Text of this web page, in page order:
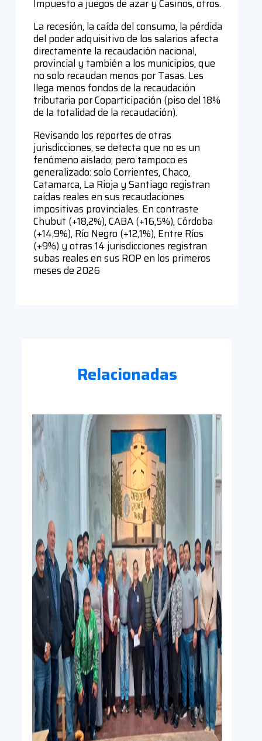
Impuesto a juegos de azar y Casinos, otros.
La recesión, la caída del consumo, la pérdida
del poder adquisitivo de los salarios afecta
directamente la recaudación nacional,
provincial y también a los municipios, que
no solo recaudan menos por Tasas. Les
llega menos fondos de la recaudación
tributaria por Coparticipación (piso del 18%
de la totalidad de la recaudación).
Revisando los reportes de otras
jurisdicciones, se detecta que no es un
fenómeno aislado; pero tampoco es
generalizado: solo Corrientes, Chaco,
Catamarca, La Rioja y Santiago registran
caídas reales en sus recaudaciones
impositivas provinciales. En contraste
Chubut (+18,2%), CABA (+16,5%), Córdoba
(+14,9%), Río Negro (+12,1%), Entre Ríos
(+9%) y otras 14 jurisdicciones registran
subas reales en sus ROP en los primeros
meses de 2026
Relacionadas